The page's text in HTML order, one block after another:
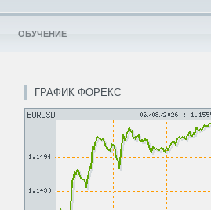
ГРАФИК ФОРЕКС
ОБУЧЕНИЕ